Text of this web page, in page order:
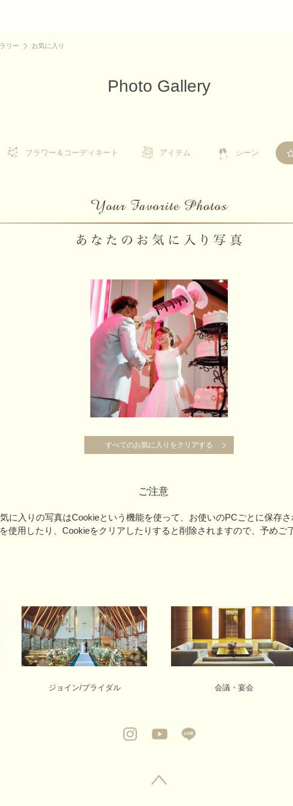
リー お気に入り
Photo Gallery
フラワー＆コーディネート
フラワー＆コーディネート アイテム
アイテム シーン
シーン
すべてのお気に入りをクリアする
すべてのお気に入りをクリアする
ご注意
に入りの写真はCookieという機能を使って、お使いのPCごとに保存さ
使用したり、Cookieをクリアしたりすると削除されますので、予めご
ジョイン/ブライダル 会議・宴会